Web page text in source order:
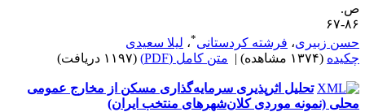
۶۷
زبیری ،فرشته کردستانی ،لیلا سعیدی
(۱۳۷۴ مشاهده) | متن کامل (PDF) (۱۱۹۷ دریافت)
تحلیل اثرپذیری سرمایه‌گذاری مسکن از مخارج عمومی
(نمونه موردی کلان‌شهرهای منتخب ایران)